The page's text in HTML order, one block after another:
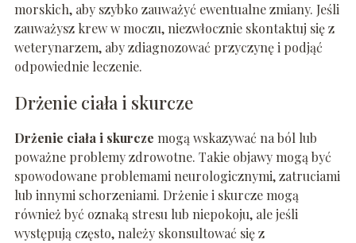
morskich, aby szybko zauważyć ewentualne zmiany. Jeśli
zauważysz krew w moczu, niezwłocznie skontaktuj się z
weterynarzem, aby zdiagnozować przyczynę i podjąć
odpowiednie leczenie.
Drżenie ciała i skurcze
Drżenie ciała i skurcze mogą wskazywać na ból lub
poważne problemy zdrowotne. Takie objawy mogą być
spowodowane problemami neurologicznymi, zatruciami
lub innymi schorzeniami. Drżenie i skurcze mogą
również być oznaką stresu lub niepokoju, ale jeśli
występują często, należy skonsultować się z